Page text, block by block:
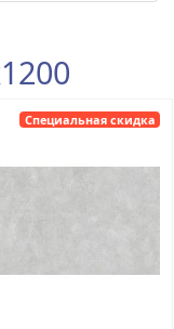
Специальная скидка